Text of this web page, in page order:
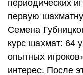
периодических
первую
Семена
курс шахмат: 64
опытных
интерес. После